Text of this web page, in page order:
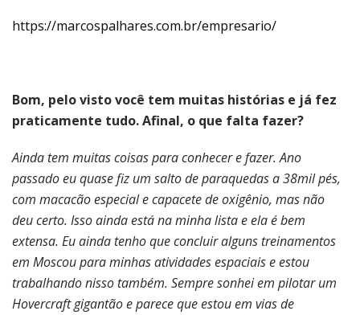
https://marcospalhares.com.br/empresario/
Bom, pelo visto você tem muitas histórias e já fez
praticamente tudo. Afinal, o que falta fazer?
Ainda tem muitas coisas para conhecer e fazer. Ano
passado eu quase fiz um salto de paraquedas a 38mil pés,
com macacão especial e capacete de oxigênio, mas não
deu certo. Isso ainda está na minha lista e ela é bem
extensa. Eu ainda tenho que concluir alguns treinamentos
em Moscou para minhas atividades espaciais e estou
trabalhando nisso também. Sempre sonhei em pilotar um
Hovercraft gigantão e parece que estou em vias de